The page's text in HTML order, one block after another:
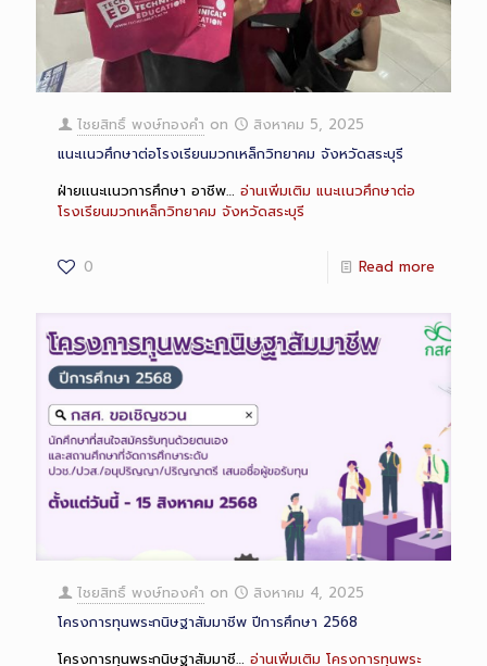
ไชยสิทธิ์ พงษ์ทองคำ on
สิงหาคม 5, 2025
แนะเเนวศึกษาต่อโรงเรียนมวกเหล็กวิทยาคม จังหวัดสระบุรี
ฝ่ายเเนะเเนวการศึกษา อาชีพ… อ่านเพิ่มเติม แนะเเนวศึกษาต่อ
โรงเรียนมวกเหล็กวิทยาคม จังหวัดสระบุรี
0 Read more
ไชยสิทธิ์ พงษ์ทองคำ on
สิงหาคม 4, 2025
โครงการทุนพระกนิษฐาสัมมาชีพ ปีการศึกษา 2568
โครงการทุนพระกนิษฐาสัมมาชี… อ่านเพิ่มเติม โครงการทุนพระ